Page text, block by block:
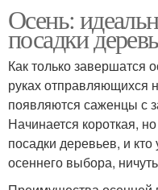
Осень:
посадки
Как только завершатся
руках отправляющихся
появляются саженцы с
Начинается короткая,
посадки деревьев, и
осеннего выбора,